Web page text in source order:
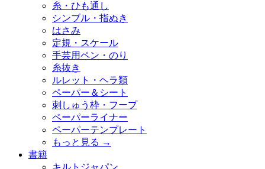
糸・ひも通し
シンブル・指ぬき
はさみ
定規・スケール
手芸用ペン・のり
糸抜き
ルレット・ヘラ類
ペーパー＆シート
刺しゅう枠・フープ
ペーパーライナー
ペーパーテンプレート
もっと見る →
書籍
キルトジャパン